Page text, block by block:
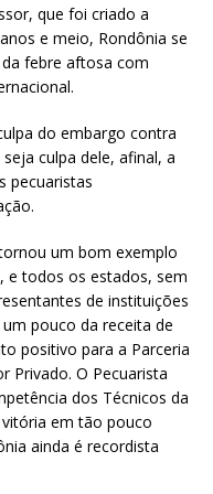
que foi criado a
e meio, Rondônia se
febre aftosa com
do embargo contra
culpa dele, afinal, a
pecuaristas
um bom exemplo
e todos os estados, sem
de instituições
pouco da receita de
positivo para a Parceria
Privado. O Pecuarista
dos Técnicos da
em tão pouco
ainda é recordista